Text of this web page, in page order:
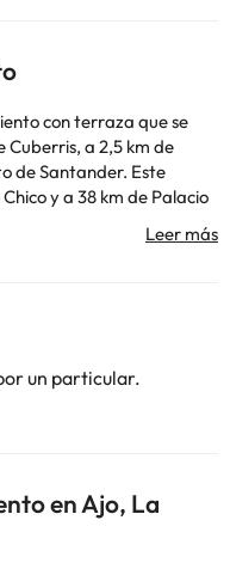
con terraza que se
Cuberris, a 2,5 km de
de Santander. Este
y a 38 km de Palacio
y 1 baño con
más cercano
del alojamiento.
that an extra charge of
note that a maximum of
establecimiento. Toda la
cambios por parte del
un particular.
en Ajo, La